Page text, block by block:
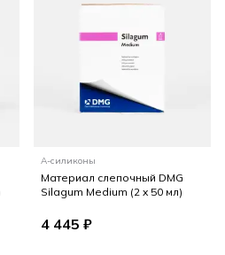
А-силиконы
Материал слепочный DMG
Silagum Medium (2 x 50 мл)
4 445 ₽